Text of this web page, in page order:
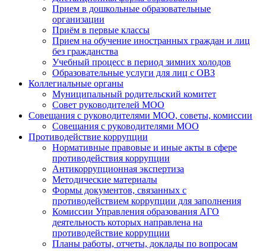
Прием в дошкольные образовательные
организации
Приём в первые классы
Прием на обучение иностранных граждан и лиц
без гражданства
Учебный процесс в период зимних холодов
Образовательные услуги для лиц с ОВЗ
Коллегиальные органы
Муниципальный родительский комитет
Совет руководителей МОО
Совещания с руководителями МОО, советы, комиссии
Совещания с руководителями МОО
Противодействие коррупции
Нормативные правовые и иные акты в сфере
противодействия коррупции
Антикоррупционная экспертиза
Методические материалы
Формы документов, связанных с
противодействием коррупции для заполнения
Комиссии Управления образования АГО
деятельность которых направлена на
противодействие коррупции
Планы работы, отчеты, доклады по вопросам